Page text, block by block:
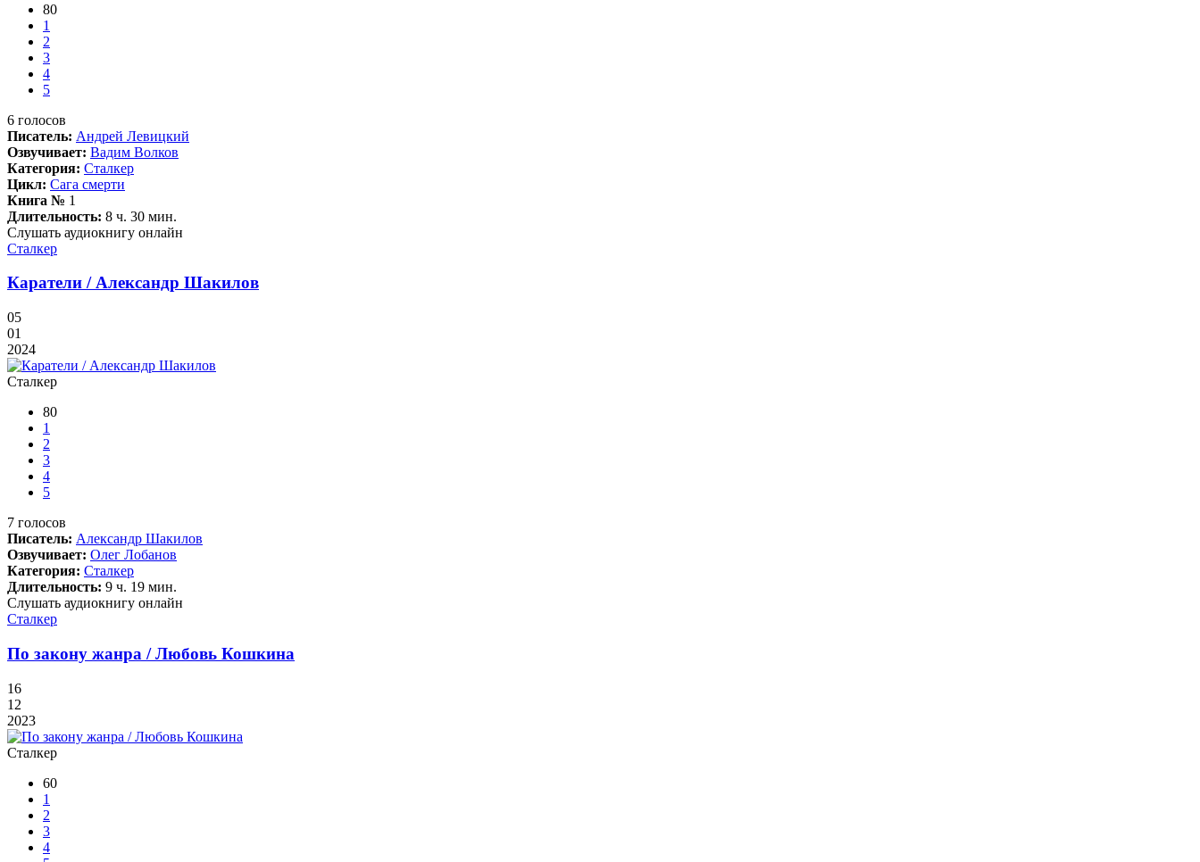
80
1
2
3
4
5
6 голосов
Писатель: Андрей Левицкий
Озвучивает: Вадим Волков
Категория: Сталкер
Цикл: Сага смерти
Книга № 1
Длительность: 8 ч. 30 мин.
Слушать аудиокнигу онлайн
Сталкер
Каратели / Александр Шакилов
05
01
2024
Сталкер
80
1
2
3
4
5
7 голосов
Писатель: Александр Шакилов
Озвучивает: Олег Лобанов
Категория: Сталкер
Длительность: 9 ч. 19 мин.
Слушать аудиокнигу онлайн
Сталкер
По закону жанра / Любовь Кошкина
16
12
2023
Сталкер
60
1
2
3
4